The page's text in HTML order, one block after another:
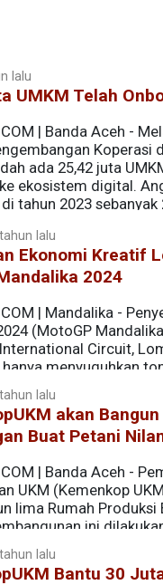
lalu
UMKM Telah
| Banda Aceh -
Koperasi
ada 25,42 juta
ekosistem digital.
tahun 2023 sebanyak
lalu
Ekonomi Kreatif
2024
| Mandalika -
(MotoGP
Circuit,
hanya menyuguhkan
yang signifikan bagi
lalu
akan
Buat Petani
| Banda Aceh -
UKM (Kemenkop
lima Rumah
ini
lalu
Bantu 30